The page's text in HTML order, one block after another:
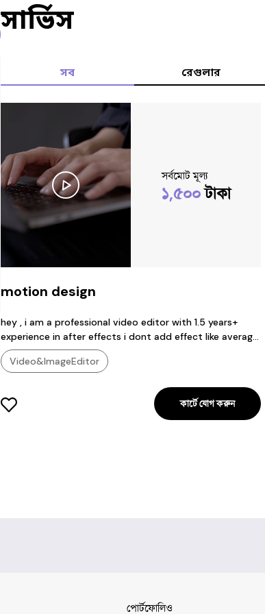
সার্ভিস
সব রেগুলার
সর্বমোট মূল্য
১,৫০০টাকা
motion design
hey , i am a professional video editor with 1.5 years+
experience in after effects i dont add effect like average
editors ,i follow my own rules for editing which make my
edit looks creative
Video&ImageEditor
কার্টে যোগ করুন
পোর্টফোলিও